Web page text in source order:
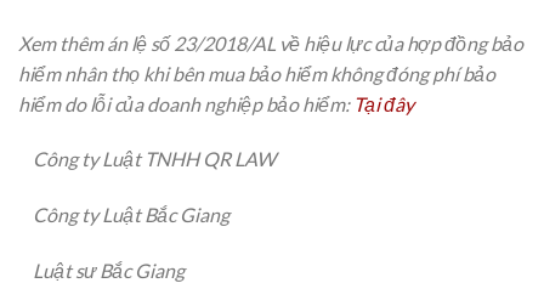
Xem thêm án lệ số 23/2018/AL về hiệu lực của hợp đồng bảo
hiểm nhân thọ khi bên mua bảo hiểm không đóng phí bảo
hiểm do lỗi của doanh nghiệp bảo hiểm: Tại đây
Công ty Luật TNHH QR LAW
Công ty Luật Bắc Giang
Luật sư Bắc Giang